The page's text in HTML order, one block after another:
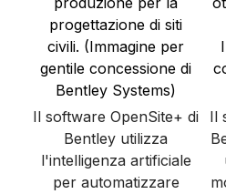
Il software OpenSite+ di
Bentley utilizza
l'intelligenza artificiale
per automatizzare
Il